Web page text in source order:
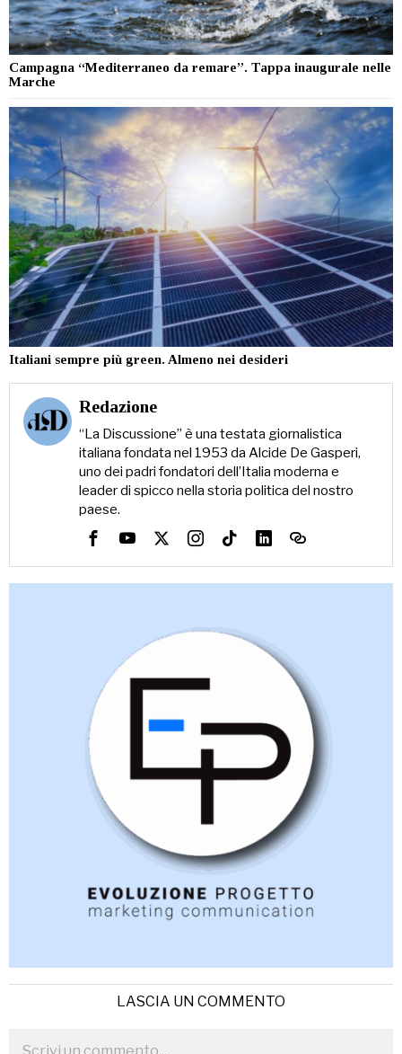
Campagna “Mediterraneo da remare”. Tappa inaugurale nelle
Marche
Italiani sempre più green. Almeno nei desideri
Redazione
“La Discussione” è una testata giornalistica
italiana fondata nel 1953 da Alcide De Gasperi,
uno dei padri fondatori dell’Italia moderna e
leader di spicco nella storia politica del nostro
paese.
LASCIA UN COMMENTO